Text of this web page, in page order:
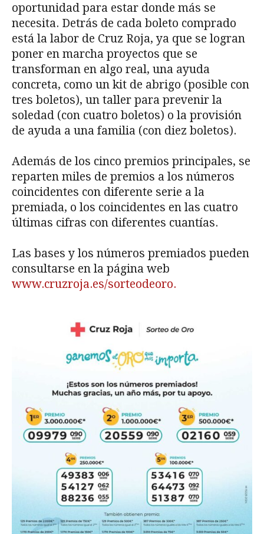
oportunidad para estar donde más se
necesita. Detrás de cada boleto comprado
está la labor de Cruz Roja, ya que se logran
poner en marcha proyectos que se
transforman en algo real, una ayuda
concreta, como un kit de abrigo (posible con
tres boletos), un taller para prevenir la
soledad (con cuatro boletos) o la provisión
de ayuda a una familia (con diez boletos).
Además de los cinco premios principales, se
reparten miles de premios a los números
coincidentes con diferente serie a la
premiada, o los coincidentes en las cuatro
últimas cifras con diferentes cuantías.
Las bases y los números premiados pueden
consultarse en la página web
www.cruzroja.es/sorteodeoro.